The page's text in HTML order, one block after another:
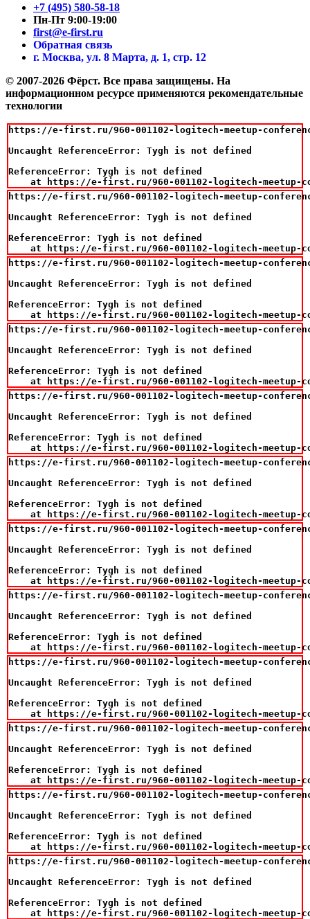
+7 (495) 580-58-18
Пн-Пт 9:00-19:00
first@e-first.ru
Обратная связь
г. Москва, ул. 8 Марта, д. 1, стр. 12
© 2007-2026 Фёрст. Все права защищены. На
информационном ресурсе применяются рекомендательные
технологии
https://e-first.ru/960-001102-logitech-meetup-
Uncaught ReferenceError: Tygh is not defined
ReferenceError: Tygh is not defined
at https://e-first.ru/960-001102-logitech-meetup-
https://e-first.ru/960-001102-logitech-meetup-
Uncaught ReferenceError: Tygh is not defined
ReferenceError: Tygh is not defined
at https://e-first.ru/960-001102-logitech-meetup-
https://e-first.ru/960-001102-logitech-meetup-
Uncaught ReferenceError: Tygh is not defined
ReferenceError: Tygh is not defined
at https://e-first.ru/960-001102-logitech-meetup-
https://e-first.ru/960-001102-logitech-meetup-
Uncaught ReferenceError: Tygh is not defined
ReferenceError: Tygh is not defined
at https://e-first.ru/960-001102-logitech-meetup-
https://e-first.ru/960-001102-logitech-meetup-
Uncaught ReferenceError: Tygh is not defined
ReferenceError: Tygh is not defined
at https://e-first.ru/960-001102-logitech-meetup-
https://e-first.ru/960-001102-logitech-meetup-
Uncaught ReferenceError: Tygh is not defined
ReferenceError: Tygh is not defined
at https://e-first.ru/960-001102-logitech-meetup-
https://e-first.ru/960-001102-logitech-meetup-
Uncaught ReferenceError: Tygh is not defined
ReferenceError: Tygh is not defined
at https://e-first.ru/960-001102-logitech-meetup-
https://e-first.ru/960-001102-logitech-meetup-
Uncaught ReferenceError: Tygh is not defined
ReferenceError: Tygh is not defined
at https://e-first.ru/960-001102-logitech-meetup-
https://e-first.ru/960-001102-logitech-meetup-
Uncaught ReferenceError: Tygh is not defined
ReferenceError: Tygh is not defined
at https://e-first.ru/960-001102-logitech-meetup-
https://e-first.ru/960-001102-logitech-meetup-
Uncaught ReferenceError: Tygh is not defined
ReferenceError: Tygh is not defined
at https://e-first.ru/960-001102-logitech-meetup-
https://e-first.ru/960-001102-logitech-meetup-
Uncaught ReferenceError: Tygh is not defined
ReferenceError: Tygh is not defined
at https://e-first.ru/960-001102-logitech-meetup-
https://e-first.ru/960-001102-logitech-meetup-
Uncaught ReferenceError: Tygh is not defined
ReferenceError: Tygh is not defined
at https://e-first.ru/960-001102-logitech-meetup-